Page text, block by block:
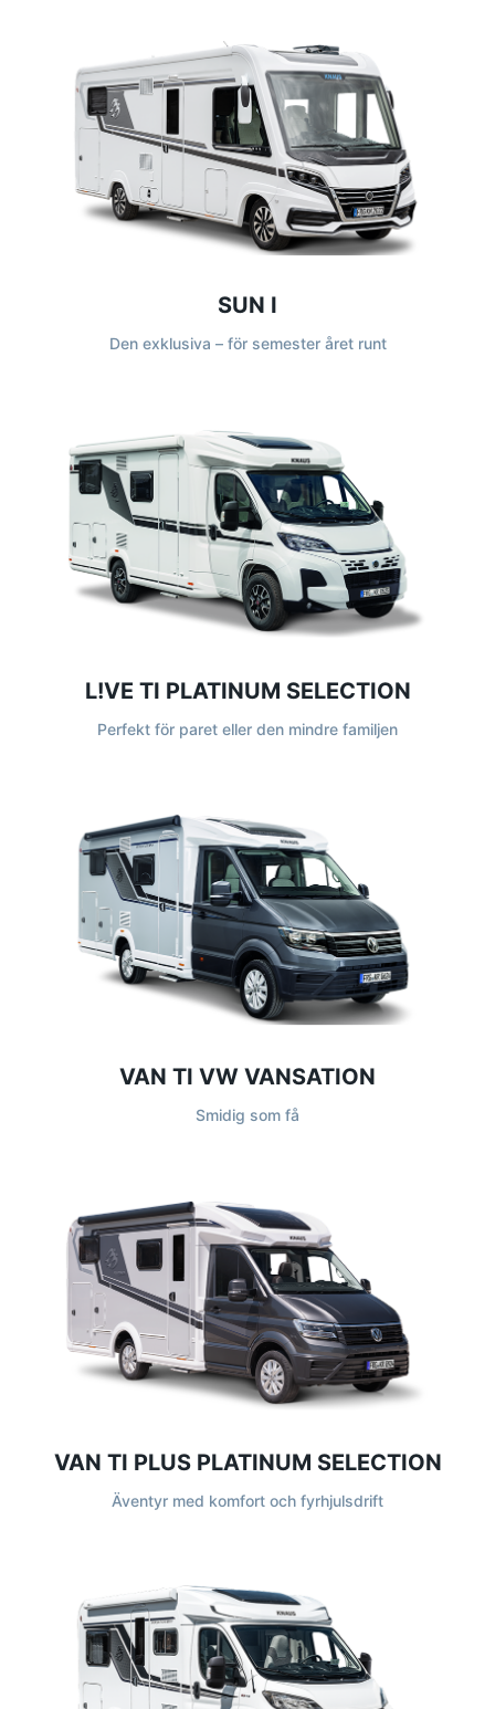
SUN I
Den exklusiva – för semester året runt
L!VE TI PLATINUM SELECTION
Perfekt för paret eller den mindre familjen
VAN TI VW VANSATION
Smidig som få
VAN TI PLUS PLATINUM SELECTION
Äventyr med komfort och fyrhjulsdrift